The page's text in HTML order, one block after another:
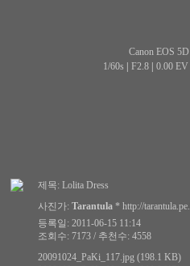
Canon EOS 5D
1/60s
F2.8 0.00 EV
제목: Lolita Dress
사진가: Tarantula * http://
등록일: 2011-06-15 11:14
조회수: 7173 / 추천수: 4558
20091024_PaKi_117.jpg (198.1 KB)